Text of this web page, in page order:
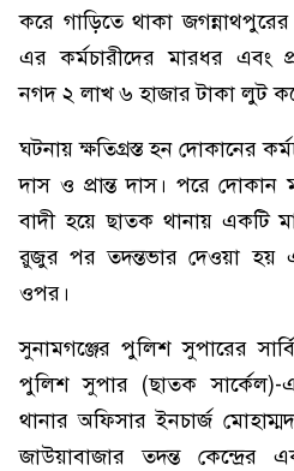
করে গাড়িতে থাকা জগন্নাথপুরের
এর কর্মচারীদের মারধর এবং
নগদ ২ লাখ ৬ হাজার টাকা লুট
ঘটনায় ক্ষতিগ্রস্ত হন দোকানের
দাস ও প্রান্ত দাস। পরে
বাদী হয়ে ছাতক থানায় একটি
রুজুর পর তদন্তভার দেওয়া
ওপর।
সুনামগঞ্জের পুলিশ সুপারের
পুলিশ সুপার (ছাতক সার্কেল)-
থানার অফিসার ইনচার্জ
জাউয়াবাজার তদন্ত